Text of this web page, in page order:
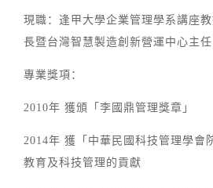
現職：逢甲大學企業管理學系講座
長暨台灣智慧製造創新營運中心主任
專業獎項：
2010年 獲頒「李國鼎管理獎章」
2014年 獲「中華民國科技管理學會
教育及科技管理的貢獻